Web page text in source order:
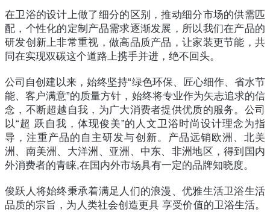
在卫浴的设计上做了细分的区别，推动细分市场的供需匹
配，个性化的定制产品需求逐渐发展，所以我们在产品的
研发创新上非常重视，做高品质产品，让家装更节能，共
同在实现双碳这个道路上携手并进，绝不回头。
公司自创建以来，始终坚持“绿色环保、匠心细作、省水节
能、客户满意”的质量方针，始终将专业作为矢志追求的信
念，不断超越自我，为广大消费者提供优质的服务。公司
以“超 跃自我，体现俊美”的人文卫浴时尚设计理念为指
导，注重产品的自主研发与创新。产品远销欧洲、北美
洲、南美洲、大洋洲、亚洲、中东、非洲地区，得到国内
外消费者的青睐,在国内外市场具有一定的品牌知晓度。
俊跃人将始终秉承着满足人们的浪漫、优雅生活卫浴生活
品质的宗旨，为人类社会创造更具 享受价值的卫浴生活。